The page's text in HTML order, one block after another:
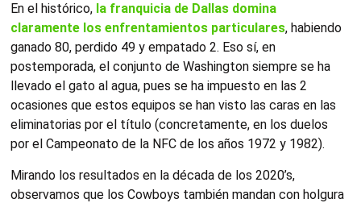
En el histórico, la franquicia de Dallas domina
claramente los enfrentamientos particulares, habiendo
ganado 80, perdido 49 y empatado 2. Eso sí, en
postemporada, el conjunto de Washington siempre se ha
llevado el gato al agua, pues se ha impuesto en las 2
ocasiones que estos equipos se han visto las caras en las
eliminatorias por el título (concretamente, en los duelos
por el Campeonato de la NFC de los años 1972 y 1982).
Mirando los resultados en la década de los 2020’s,
observamos que los Cowboys también mandan con holgura